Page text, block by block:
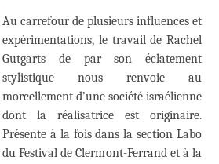
Au carrefour de plusieurs influences et
expérimentations, le travail de Rachel
Gutgarts de par son éclatement
stylistique nous renvoie au
morcellement d’une société israélienne
dont la réalisatrice est originaire.
Présente à la fois dans la section Labo
du Festival de Clermont-Ferrand et à la